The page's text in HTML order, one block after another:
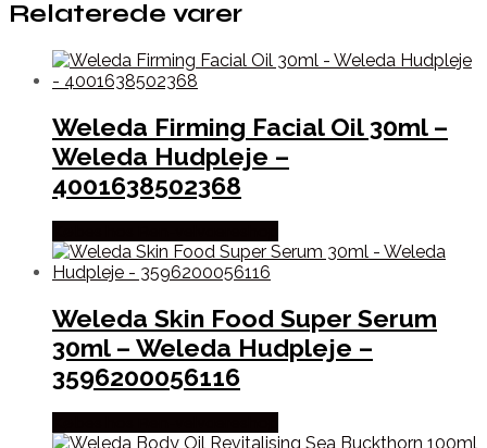
Relaterede varer
Weleda Firming Facial Oil 30ml –
Weleda Hudpleje –
4001638502368
Weleda Skin Food Super Serum
30ml – Weleda Hudpleje –
3596200056116